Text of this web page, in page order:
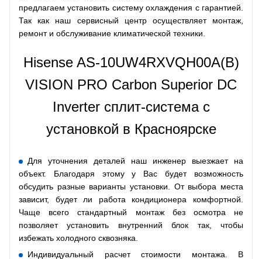
предлагаем установить систему охлаждения с гарантией.
Так как наш сервисный центр осуществляет монтаж,
ремонт и обслуживание климатической техники.
Hisense AS-10UW4RXVQH00A(B)
VISION PRO Сarbon Superior DC
Inverter сплит-система с
установкой в Красноярске
Для уточнения деталей наш инженер выезжает на
объект. Благодаря этому у Вас будет возможность
обсудить разные варианты установки. От выбора места
зависит, будет ли работа кондиционера комфортной.
Чаще всего стандартный монтаж без осмотра не
позволяет установить внутренний блок так, чтобы
избежать холодного сквозняка.
Индивидуальный расчет стоимости монтажа. В